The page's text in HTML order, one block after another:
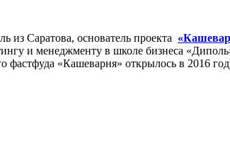
из Саратова, основатель проекта
и менеджменту в школе бизнеса
фастфуда «Кашеварня» открылось в 2016